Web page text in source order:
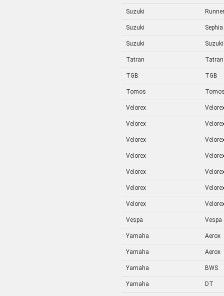
Suzuki Runner
Suzuki Sephia
Suzuki Suzuki
Tatran
TGB TGB
Tomos
Velorex
Velorex
Velorex
Velorex
Velorex
Velorex
Velorex
Vespa
Yamaha Aerox
Yamaha Aerox
Yamaha BWS
Yamaha DT